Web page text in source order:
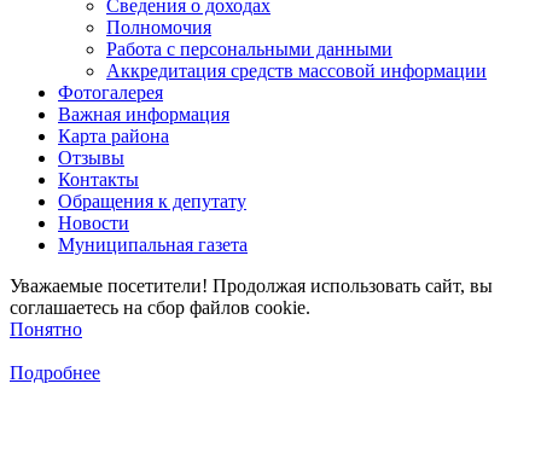
Сведения о доходах
Полномочия
Работа с персональными данными
Аккредитация средств массовой информации
Фотогалерея
Важная информация
Карта района
Отзывы
Контакты
Обращения к депутату
Новости
Муниципальная газета
Уважаемые посетители! Продолжая использовать сайт, вы
соглашаетесь на сбор файлов cookie.
Понятно
Подробнее